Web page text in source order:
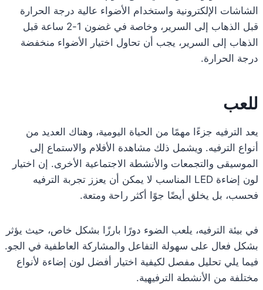
الشاشات الإلكترونية واستخدام الأضواء عالية درجة الحرارة
قبل الذهاب إلى السرير، وخاصة في غضون 1-2 ساعة قبل
الذهاب إلى السرير، يجب أن تحاول اختيار الأضواء منخفضة
درجة الحرارة.
للعب
يعد الترفيه جزءًا مهمًا من الحياة اليومية، وهناك العديد من
أنواع الترفيه. ويشمل ذلك مشاهدة الأفلام والاستماع إلى
الموسيقى والتجمعات والأنشطة الاجتماعية الأخرى. إن اختيار
لون إضاءة LED المناسب لا يمكن أن يعزز تجربة الترفيه
فحسب، بل يخلق أيضًا جوًا أكثر راحة ومتعة.
في بيئة الترفيه، يلعب الضوء دورًا بارزًا بشكل خاص، حيث يؤثر
بشكل فعال على سهولة التفاعل والمشاركة العاطفية في الجو.
فيما يلي تحليل مفصل لكيفية اختيار أفضل لون إضاءة لأنواع
مختلفة من الأنشطة الترفيهية.